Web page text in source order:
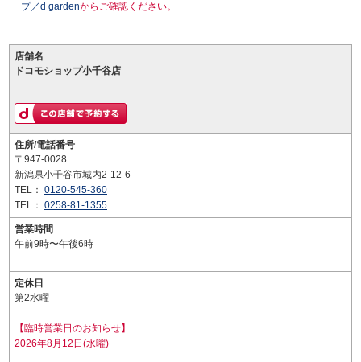
プ／d gardenからご確認ください。
店舗名
ドコモショップ小千谷店
住所/電話番号
〒947-0028
新潟県小千谷市城内2-12-6
TEL： 0120-545-360
TEL： 0258-81-1355
営業時間
午前9時〜午後6時
定休日
第2水曜
【臨時営業日のお知らせ】
2026年8月12日(水曜)